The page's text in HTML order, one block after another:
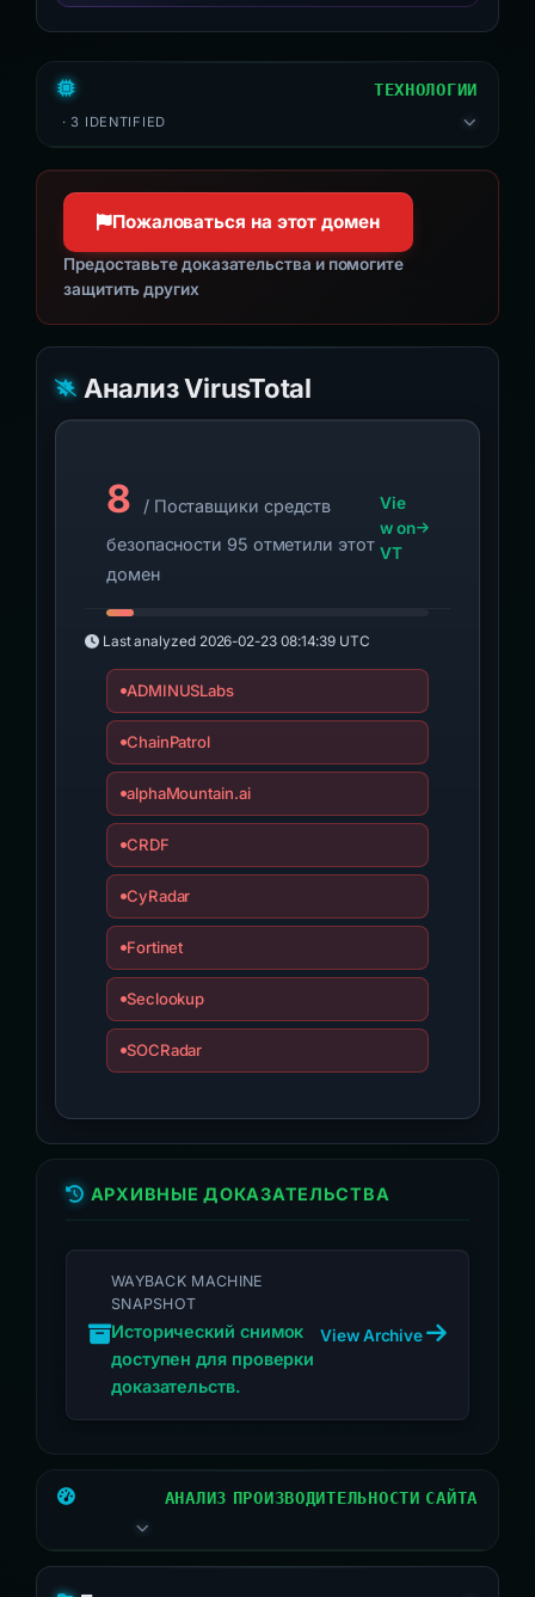
ТЕХНОЛОГИИ
· 3 IDENTIFIED
Пожаловаться на этот домен
Предоставьте доказательства и помогите
защитить других
Анализ VirusTotal
8
/ Поставщики средств
безопасности 95 отметили этот
домен
Vie
w on
VT
Last analyzed 2026-02-23 08:14:39 UTC
ADMINUSLabs
ChainPatrol
alphaMountain.ai
CRDF
CyRadar
Fortinet
Seclookup
SOCRadar
АРХИВНЫЕ ДОКАЗАТЕЛЬСТВА
WAYBACK MACHINE
SNAPSHOT
Исторический снимок
доступен для проверки
доказательств.
View Archive
АНАЛИЗ ПРОИЗВОДИТЕЛЬНОСТИ САЙТА